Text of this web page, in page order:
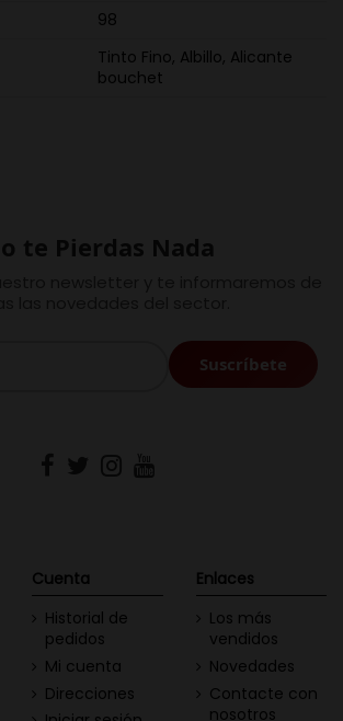
98
Tinto Fino, Albillo, Alicante
bouchet
te Pierdas Nada
Cuenta
Historial de
pedidos
Mi cuenta
Direcciones
Enlaces
Los más
vendidos
Novedades
Contacte con
nosotros